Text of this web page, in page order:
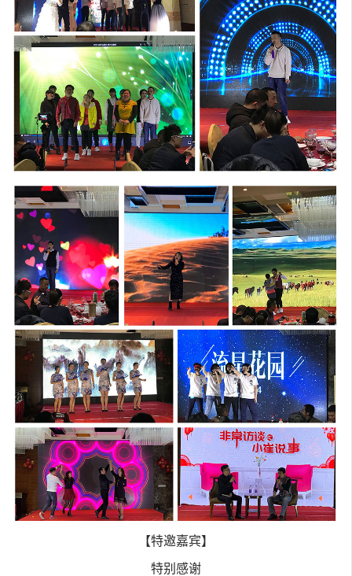
【特邀嘉宾】
特别感谢